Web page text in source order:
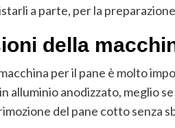
a parte, per la
della
per il pane è molto
alluminio anodizzato, meglio
del pane cotto senza